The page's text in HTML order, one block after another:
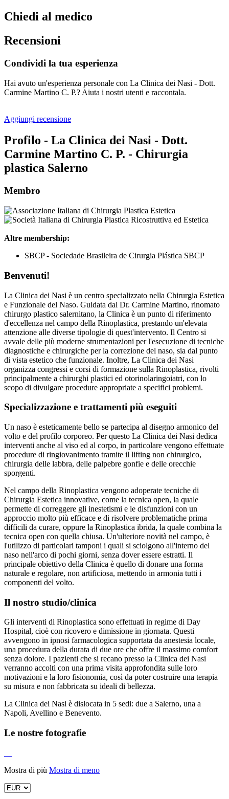
Chiedi al medico
Recensioni
Condividi la tua esperienza
Hai avuto un'esperienza personale con La Clinica dei Nasi - Dott.
Carmine Martino C. P.? Aiuta i nostri utenti e raccontala.
Aggiungi recensione
Profilo - La Clinica dei Nasi - Dott.
Carmine Martino C. P. - Chirurgia
plastica Salerno
Membro
Altre membership:
SBCP - Sociedade Brasileira de Cirurgia Plástica SBCP
Benvenuti!
La Clinica dei Nasi è un centro specializzato nella Chirurgia Estetica
e Funzionale del Naso. Guidata dal Dr. Carmine Martino, rinomato
chirurgo plastico salernitano, la Clinica è un punto di riferimento
d'eccellenza nel campo della Rinoplastica, prestando un'elevata
attenzione alle diverse tipologie di quest'intervento. Il Centro si
avvale delle più moderne strumentazioni per l'esecuzione di tecniche
diagnostiche e chirurgiche per la correzione del naso, sia dal punto
di vista estetico che funzionale. Inoltre, La Clinica dei Nasi
organizza congressi e corsi di formazione sulla Rinoplastica, rivolti
principalmente a chirurghi plastici ed otorinolaringoiatri, con lo
scopo di divulgare procedure appropriate a specifici problemi.
Specializzazione e trattamenti più eseguiti
Un naso è esteticamente bello se partecipa al disegno armonico del
volto e del profilo corporeo. Per questo La Clinica dei Nasi dedica
interventi anche al viso ed al corpo, in particolare vengono effettuate
procedure di ringiovanimento tramite il lifting non chirurgico,
chirurgia delle labbra, delle palpebre gonfie e delle orecchie
sporgenti.
Nel campo della Rinoplastica vengono adoperate tecniche di
Chirurgia Estetica innovative, come la tecnica open, la quale
permette di correggere gli inestetismi e le disfunzioni con un
approccio molto più efficace e di risolvere problematiche prima
difficili da curare, oppure la Rinoplastica ibrida, la quale combina la
tecnica open con quella chiusa. Un'ulteriore novità nel campo, è
l'utilizzo di particolari tamponi i quali si sciolgono all'interno del
naso nell'arco di pochi giorni, senza dover essere estratti. Il
principale obiettivo della Clinica è quello di donare una forma
naturale e regolare, non artificiosa, mettendo in armonia tutti i
componenti del volto.
Il nostro studio/clinica
Gli interventi di Rinoplastica sono effettuati in regime di Day
Hospital, cioè con ricovero e dimissione in giornata. Questi
avvengono in ipnosi farmacologica supportata da anestesia locale,
una procedura della durata di due ore che offre il massimo comfort
senza dolore. I pazienti che si recano presso la Clinica dei Nasi
verranno accolti con una prima visita approfondita sulle loro
motivazioni e la loro fisionomia, così da poter costruire una terapia
su misura e non fabbricata su ideali di bellezza.
La Clinica dei Nasi è dislocata in 5 sedi: due a Salerno, una a
Napoli, Avellino e Benevento.
Le nostre fotografie
Mostra di più Mostra di meno